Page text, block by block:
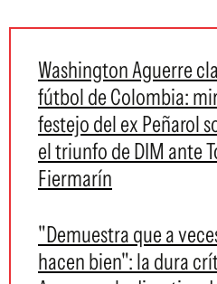
Washington Aguerre
fútbol de Colombia:
festejo del ex Peñarol
el triunfo de DIM ante
Fiermarín
"Demuestra que a
hacen bien": la dura